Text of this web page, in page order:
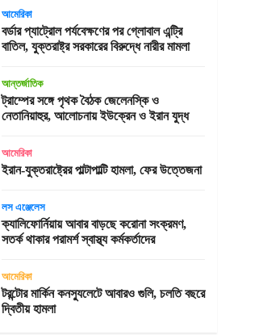
আমেরিকা
বর্ডার প্যাট্রোল পর্যবেক্ষণের পর গ্লোবাল এন্ট্রি
বাতিল, যুক্তরাষ্ট্র সরকারের বিরুদ্ধে নারীর মামলা
আন্তর্জাতিক
ট্রাম্পের সঙ্গে পৃথক বৈঠক জেলেনস্কি ও
নেতানিয়াহুর, আলোচনায় ইউক্রেন ও ইরান যুদ্ধ
আমেরিকা
ইরান-যুক্তরাষ্ট্রের পাল্টাপাল্টি হামলা, ফের উত্তেজনা
লস এঞ্জেলেস
ক্যালিফোর্নিয়ায় আবার বাড়ছে করোনা সংক্রমণ,
সতর্ক থাকার পরামর্শ স্বাস্থ্য কর্মকর্তাদের
আমেরিকা
টরন্টোর মার্কিন কনস্যুলেটে আবারও গুলি, চলতি বছরে
দ্বিতীয় হামলা